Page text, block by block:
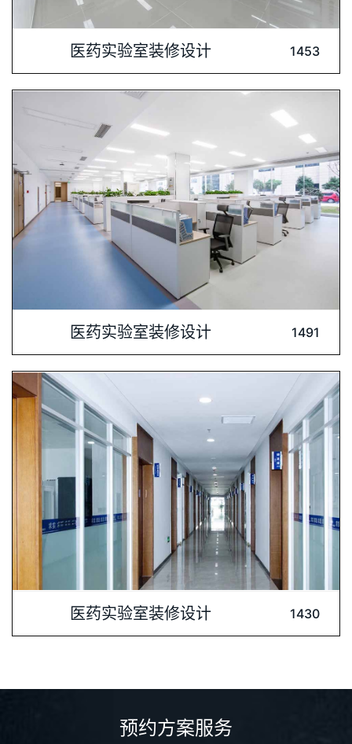
技术股份有限公司的全资附属公司，是国内顶尖的医药定制研发
此次项目中，深圳肯为尔实验室建设公司承揽了暖通
医药实验室装修设计 1453
一体的综合性制药企业。现为上交所主板上市企业，具有三十多
以实力打造重点工程，分为2#、3#两栋建筑。2#楼地上为四
层，主要用途：特医检验及药品的中试生产。3#楼地上
医药实验室装修设计 1491
的全资控股子公司，主要从事香精香料、食品添加剂、营养品、
康、高效、环保”的企业使命与山东新和成药业“安全第一，
医药实验室装修设计 1430
预约方案服务